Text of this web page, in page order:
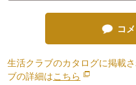
コ
生活クラブのカタログに掲載
ブの詳細はこちら 別のウィン